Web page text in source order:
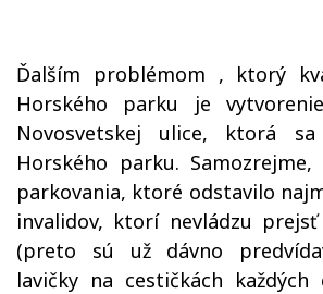
Ďalším problémom , ktorý
Horského parku je
Novosvetskej ulice, ktorá
Horského parku.
parkovania, ktoré odstavilo
invalidov, ktorí nevládzu
(preto sú už dávno
lavičky na cestičkách